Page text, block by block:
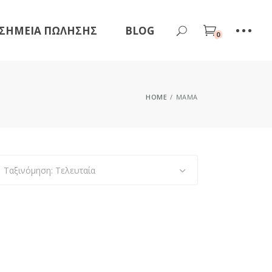
ΠΏΛΗΣΗΣ BLOG 0
HOME ΜΑΜΆ
Ταξινόμηση: Τελευταία